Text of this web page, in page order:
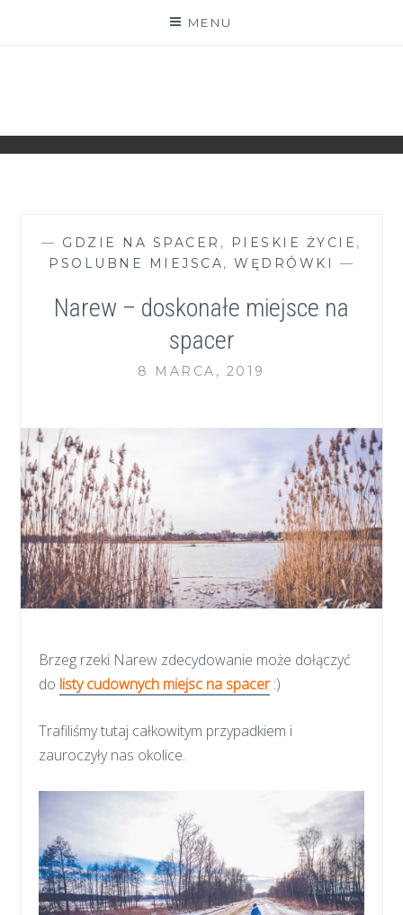
MENU
— GDZIE NA SPACER , PIESKIE ŻYCIE ,
PSOLUBNE MIEJSCA, WĘDRÓWKI —
Narew – doskonałe miejsce na
spacer
8 MARCA, 2019
Brzeg rzeki Narew zdecydowanie może dołączyć
do listy cudownych miejsc na spacer:)
Trafiliśmy tutaj całkowitym przypadkiem i
zauroczyły nas okolice.